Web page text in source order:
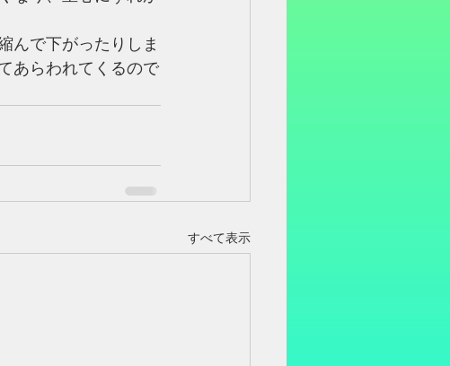
んで下がったりしま
あらわれてくるので
すべて表示